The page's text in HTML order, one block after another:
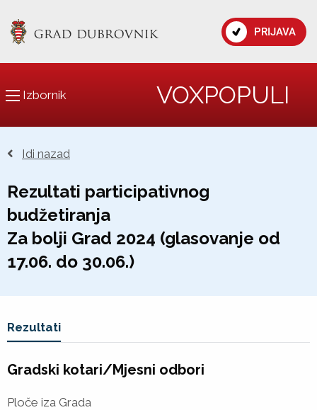
PRIJAVA
Izbornik VOXPOPULI
Idi nazad
Rezultati participativnog
budžetiranja
Za bolji Grad 2024 (glasovanje od
17.06. do 30.06.)
Vi ste u
Rezultati
Gradski kotari/Mjesni odbori
Ploče iza Grada